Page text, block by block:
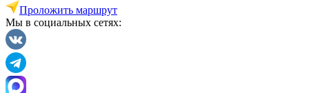
Проложить маршрут
Мы в социальных сетях: